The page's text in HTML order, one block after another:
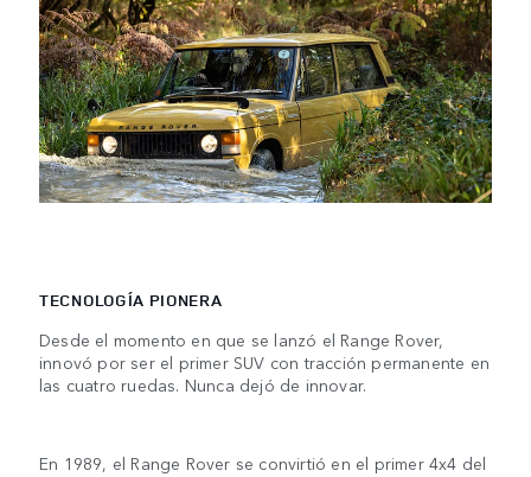
TECNOLOGÍA PIONERA
Desde el momento en que se lanzó el Range Rover,
innovó por ser el primer SUV con tracción permanente en
las cuatro ruedas. Nunca dejó de innovar.
En 1989, el Range Rover se convirtió en el primer 4x4 del